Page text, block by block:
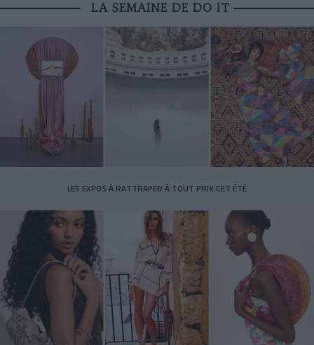
LA SEMAINE DE DO IT
LES EXPOS À RATTRAPER À TOUT PRIX CET ÉTÉ